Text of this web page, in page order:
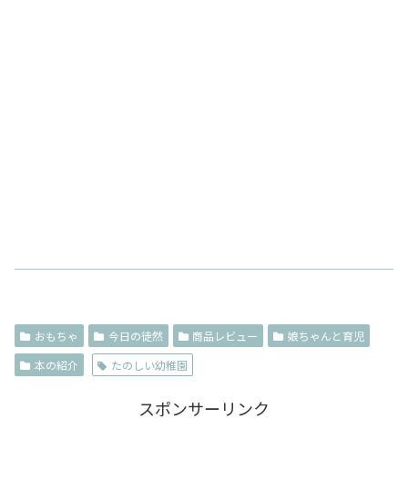
おもちゃ 今日の徒然 商品レビュー
娘ちゃんと育児
本の紹介
たのしい幼稚園
スポンサーリンク